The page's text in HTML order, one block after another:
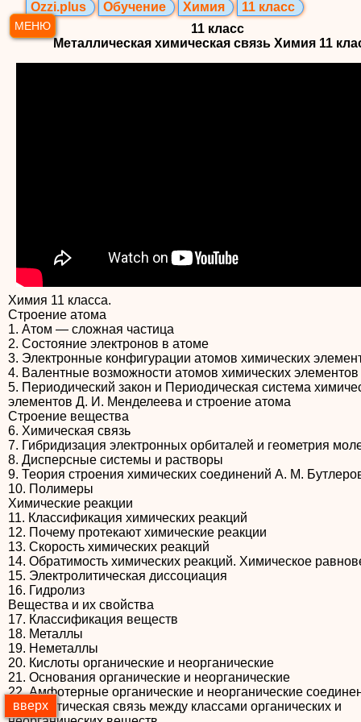
МЕНЮ
Ozzi.plus Обучение Химия
11 класс
11 класс
Металлическая химическая связь Химия 11
Химия 11 класса.
Строение атома
1. Атом — сложная частица
2. Состояние электронов в атоме
3. Электронные конфигурации атомов химических
4. Валентные возможности атомов химических элементов
5. Периодический закон и Периодическая система
элементов Д. И. Менделеева и строение атома
Строение вещества
6. Химическая связь
7. Гибридизация электронных орбиталей и геометрия
8. Дисперсные системы и растворы
9. Теория строения химических соединений А. М.
10. Полимеры
Химические реакции
11. Классификация химических реакций
12. Почему протекают химические реакции
13. Скорость химических реакций
14. Обратимость химических реакций. Химическое
15. Электролитическая диссоциация
16. Гидролиз
Вещества и их свойства
17. Классификация веществ
18. Металлы
19. Неметаллы
20. Кислоты органические и неорганические
21. Основания органические и неорганические
22. Амфотерные органические и неорганические
23. Генетическая связь между классами органических и
вверх